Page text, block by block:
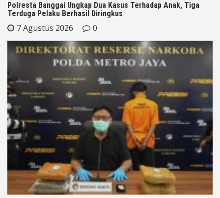
Polresta Banggai Ungkap Dua Kasus Terhadap Anak, Tiga
Terduga Pelaku Berhasil Diringkus
7 Agustus 2026 0